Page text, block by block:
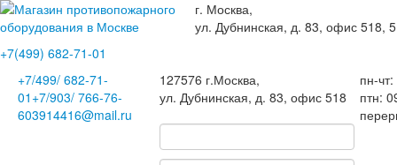
г. Москва,
ул. Дубнинская, д. 83, офис 518,
+7(499) 682-71-01
+7/499/ 682-71-
01 +7/903/ 766-76-
603914416@mail.ru
127576 г.Москва,
ул. Дубнинская, д. 83, офис 518
пн-
птн: